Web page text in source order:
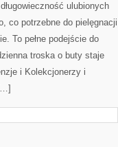
ulubionych
co potrzebne do pielęgnacji
To pełne podejście do
troska o buty staje
i Kolekcjonerzy i